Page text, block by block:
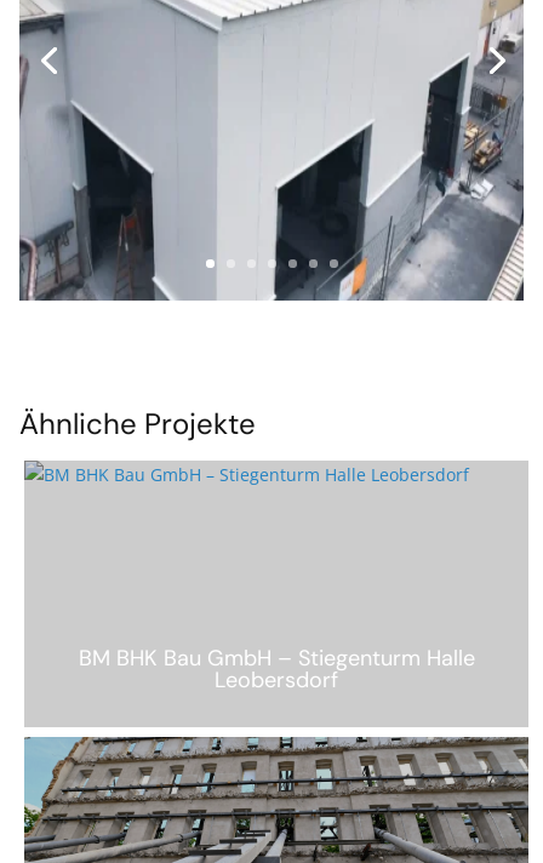
Ähnliche Projekte
BM BHK Bau GmbH – Stiegenturm Halle
Leobersdorf